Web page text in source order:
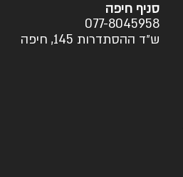
סניף חיפה
077-8045958
ש״ד ההסתדרות 145, חיפה